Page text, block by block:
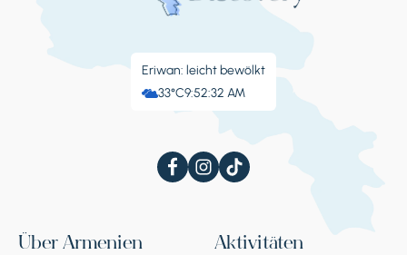
Eriwan: leicht bewölkt
33°C9:52:32 AM
Über Armenien Aktivitäten